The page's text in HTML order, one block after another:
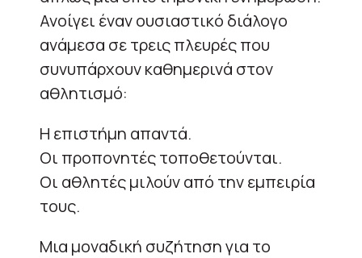
Ανοίγει έναν ουσιαστικό διάλογο
ανάμεσα σε τρεις πλευρές που
συνυπάρχουν καθημερινά στον
αθλητισμό:
Η επιστήμη απαντά.
Οι προπονητές τοποθετούνται.
Οι αθλητές μιλούν από την εμπειρία
τους.
Μια μοναδική συζήτηση για το